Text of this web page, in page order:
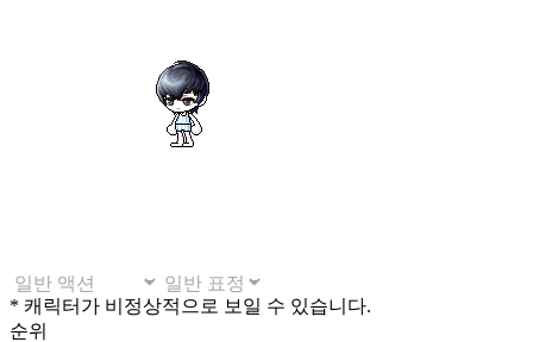
* 캐릭터가 비정상적으로 보일 수 있습니다.
순위